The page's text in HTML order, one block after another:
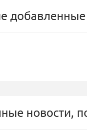
добавленные
новости,